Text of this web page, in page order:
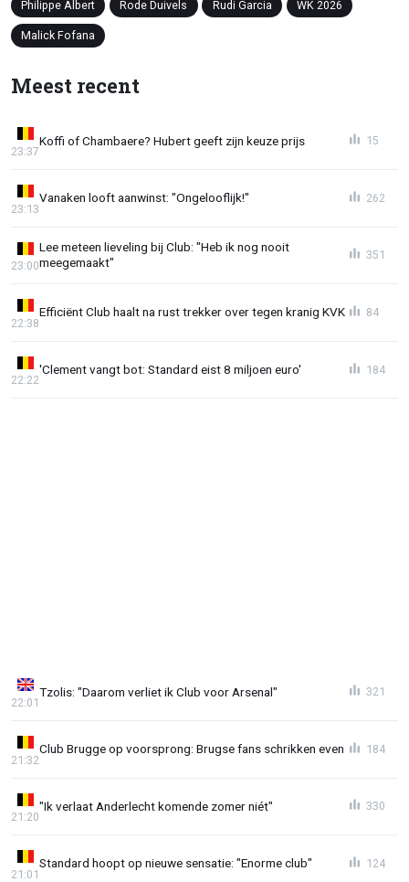
Philippe Albert Rode Duivels Rudi Garcia WK 2026
Malick Fofana
Meest recent
Koffi of Chambaere? Hubert geeft zijn keuze prijs
23:37
15
Vanaken looft aanwinst: "Ongelooflijk!"
23:13
262
Lee meteen lieveling bij Club: "Heb ik nog nooit
meegemaakt"
23:00
351
Efficiënt Club haalt na rust trekker over tegen kranig KVK
22:38
84
'Clement vangt bot: Standard eist 8 miljoen euro'
22:22
184
Tzolis: "Daarom verliet ik Club voor Arsenal"
22:01
321
Club Brugge op voorsprong: Brugse fans schrikken even
21:32
184
"Ik verlaat Anderlecht komende zomer niét"
21:20
330
Standard hoopt op nieuwe sensatie: "Enorme club"
21:01
124